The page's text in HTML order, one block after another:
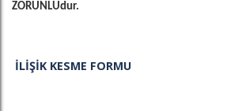
ZORUNLUdur.
İLİŞİK KESME FORMU